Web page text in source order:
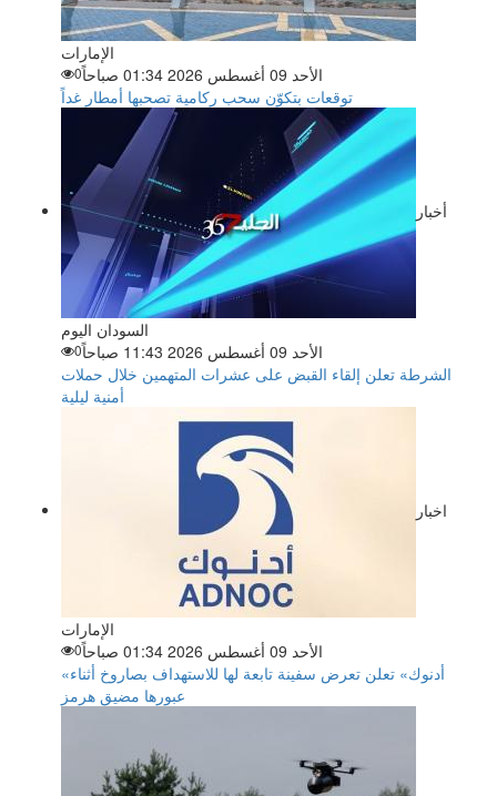
الإمارات
الأحد 09 أغسطس 2026 01:34 صباحاً
0
توقعات بتكوّن سحب ركامية تصحبها أمطار غداً
أخبار
السودان اليوم
الأحد 09 أغسطس 2026 11:43 صباحاً
0
الشرطة تعلن إلقاء القبض على عشرات المتهمين خلال حملات
أمنية ليلية
اخبار
الإمارات
الأحد 09 أغسطس 2026 01:34 صباحاً
0
«أدنوك» تعلن تعرض سفينة تابعة لها للاستهداف بصاروخ أثناء
عبورها مضيق هرمز